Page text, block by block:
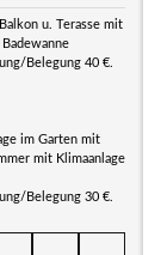
u. Terasse mit
Belegung 40 €.
im Garten mit
mit Klimaanlage
Belegung 30 €.